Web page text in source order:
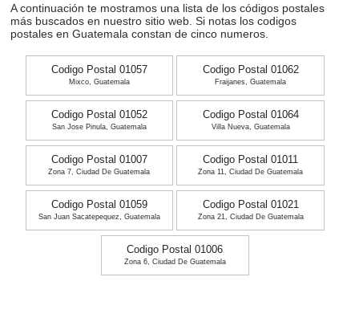
A continuación te mostramos una lista de los códigos postales
más buscados en nuestro sitio web. Si notas los codigos
postales en Guatemala constan de cinco numeros.
Codigo Postal 01057
Mixco, Guatemala
Codigo Postal 01062
Fraijanes, Guatemala
Codigo Postal 01052
San Jose Pinula, Guatemala
Codigo Postal 01064
Villa Nueva, Guatemala
Codigo Postal 01007
Zona 7, Ciudad De Guatemala
Codigo Postal 01011
Zona 11, Ciudad De Guatemala
Codigo Postal 01059
San Juan Sacatepequez, Guatemala
Codigo Postal 01021
Zona 21, Ciudad De Guatemala
Codigo Postal 01006
Zona 6, Ciudad De Guatemala